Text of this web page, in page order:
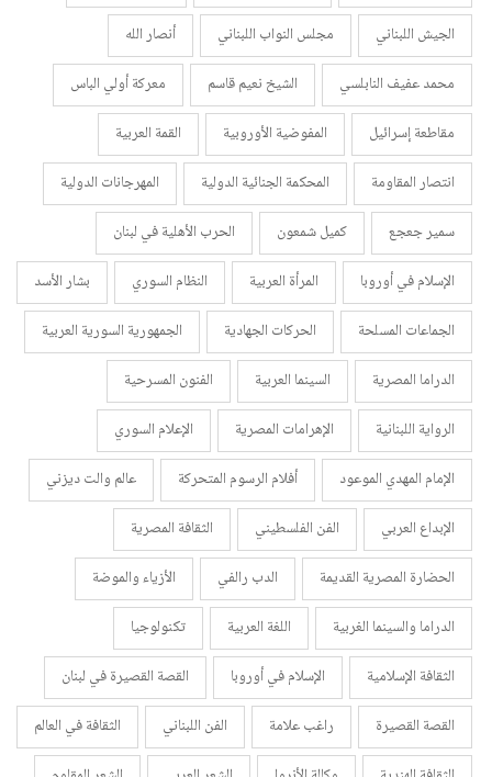
الجيش اللبناني
مجلس النواب اللبناني
أنصار الله
محمد عفيف النابلسي
الشيخ نعيم قاسم
معركة أولي الباس
مقاطعة إسرائيل
المفوضية الأوروبية
القمة العربية
انتصار المقاومة
المحكمة الجنائية الدولية
المهرجانات الدولية
سمير جعجع
كميل شمعون
الحرب الأهلية في لبنان
الإسلام في أوروبا
المرأة العربية النظام السوري
بشار الأسد
الجماعات المسلحة
الحركات الجهادية
الجمهورية السورية العربية
الدراما المصرية
السينما العربية
الفنون المسرحية
الرواية اللبنانية
الإهرامات المصرية
الإعلام السوري
الإمام المهدي الموعود
أفلام الرسوم المتحركة
عالم والت ديزني
الإبداع العربي
الفن الفلسطيني
الثقافة المصرية
الحضارة المصرية القديمة
الدب رالفي
الأزياء والموضة
الدراما والسينما الغربية
اللغة العربية
تكنولوجيا
الثقافة الإسلامية
الإسلام في أوروبا
القصة القصيرة في لبنان
القصة القصيرة
راغب علامة الفن اللبناني
الثقافة في العالم